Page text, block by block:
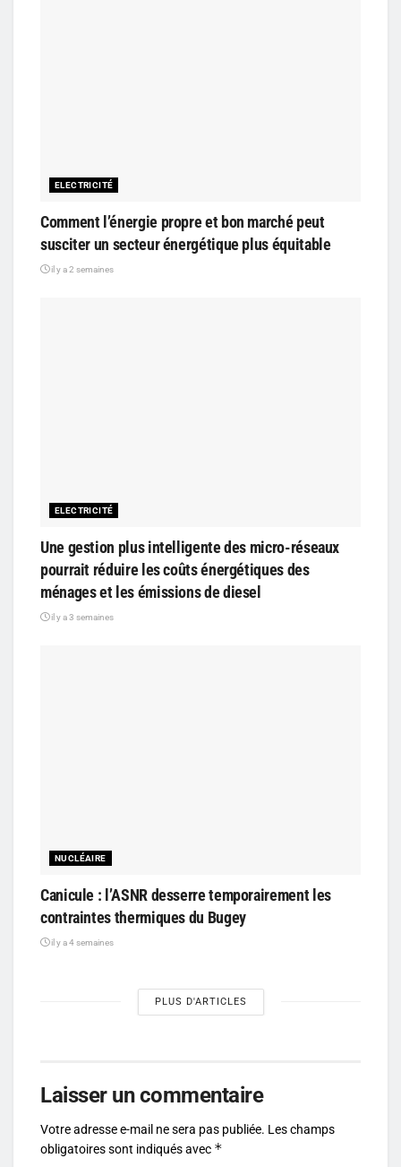
ELECTRICITÉ
Comment l’énergie propre et bon marché peut
susciter un secteur énergétique plus équitable
il y a 2 semaines
ELECTRICITÉ
Une gestion plus intelligente des micro-réseaux
pourrait réduire les coûts énergétiques des
ménages et les émissions de diesel
il y a 3 semaines
NUCLÉAIRE
Canicule : l’ASNR desserre temporairement les
contraintes thermiques du Bugey
il y a 4 semaines
PLUS D'ARTICLES
Laisser un commentaire
Votre adresse e-mail ne sera pas publiée. Les champs
obligatoires sont indiqués avec *